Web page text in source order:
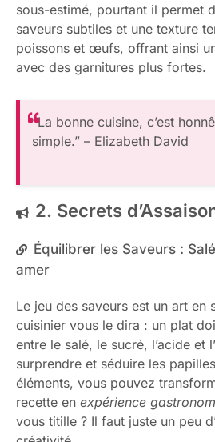
sous-estimé, pourtant il permet
saveurs subtiles et une texture
poissons et œufs, offrant ainsi
avec des garnitures plus fortes.
“La bonne cuisine, c’est
simple.” – Elizabeth David
2. Secrets
Équilibrer les Saveurs :
amer
Le jeu des saveurs est un art en
cuisinier vous le dira : un plat
entre le salé, le sucré, l’acide et
surprendre et séduire les
éléments, vous pouvez
recette en expérience
vous titille ? Il faut juste un peu